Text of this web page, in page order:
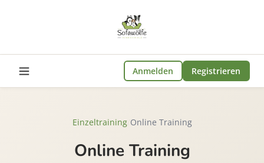
Anmelden Registrieren
Einzeltraining/ Online Training
Online Training